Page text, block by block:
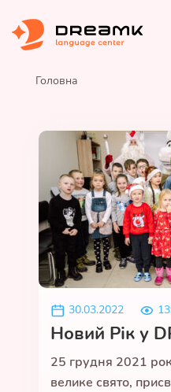
Головна
30.03.2022
Новий Рік у
25 грудня 2021
велике свято,